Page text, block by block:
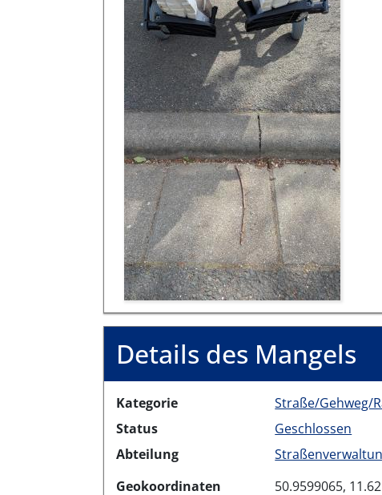
Details des Mangels
Kategorie
Straße/Gehweg/
Status
Geschlossen
Abteilung
Geokoordinaten
50.9599065,